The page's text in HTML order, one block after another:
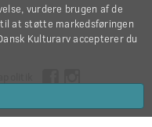
vurdere brugen af de
at støtte markedsføringen
Kulturarv accepterer du